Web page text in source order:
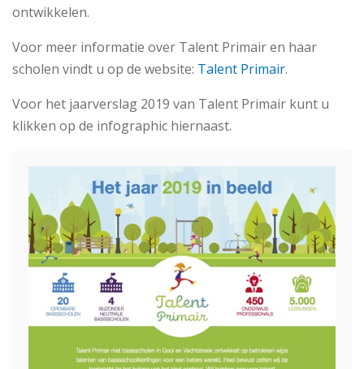
ontwikkelen.
Voor meer informatie over Talent Primair en haar
scholen vindt u op de website: Talent Primair.
Voor het jaarverslag 2019 van Talent Primair kunt u
klikken op de infographic hiernaast.